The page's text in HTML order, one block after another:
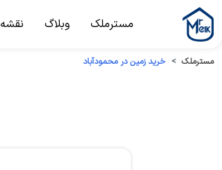
مسترملک وبلاگ نقشه
مسترملک خرید زمین در محمودآباد